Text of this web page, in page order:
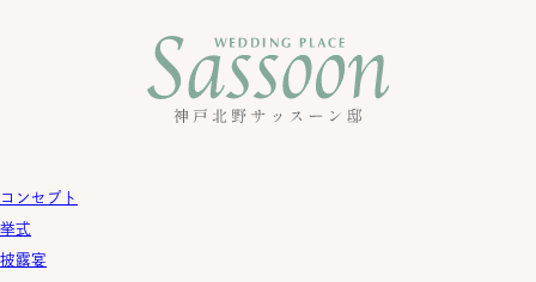
コンセプト
挙式
披露宴